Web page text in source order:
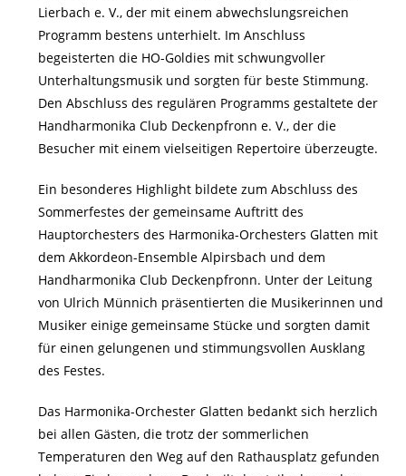
Lierbach e. V., der mit einem abwechslungsreichen
Programm bestens unterhielt. Im Anschluss
begeisterten die HO-Goldies mit schwungvoller
Unterhaltungsmusik und sorgten für beste Stimmung.
Den Abschluss des regulären Programms gestaltete der
Handharmonika Club Deckenpfronn e. V., der die
Besucher mit einem vielseitigen Repertoire überzeugte.
Ein besonderes Highlight bildete zum Abschluss des
Sommerfestes der gemeinsame Auftritt des
Hauptorchesters des Harmonika-Orchesters Glatten mit
dem Akkordeon-Ensemble Alpirsbach und dem
Handharmonika Club Deckenpfronn. Unter der Leitung
von Ulrich Münnich präsentierten die Musikerinnen und
Musiker einige gemeinsame Stücke und sorgten damit
für einen gelungenen und stimmungsvollen Ausklang
des Festes.
Das Harmonika-Orchester Glatten bedankt sich herzlich
bei allen Gästen, die trotz der sommerlichen
Temperaturen den Weg auf den Rathausplatz gefunden